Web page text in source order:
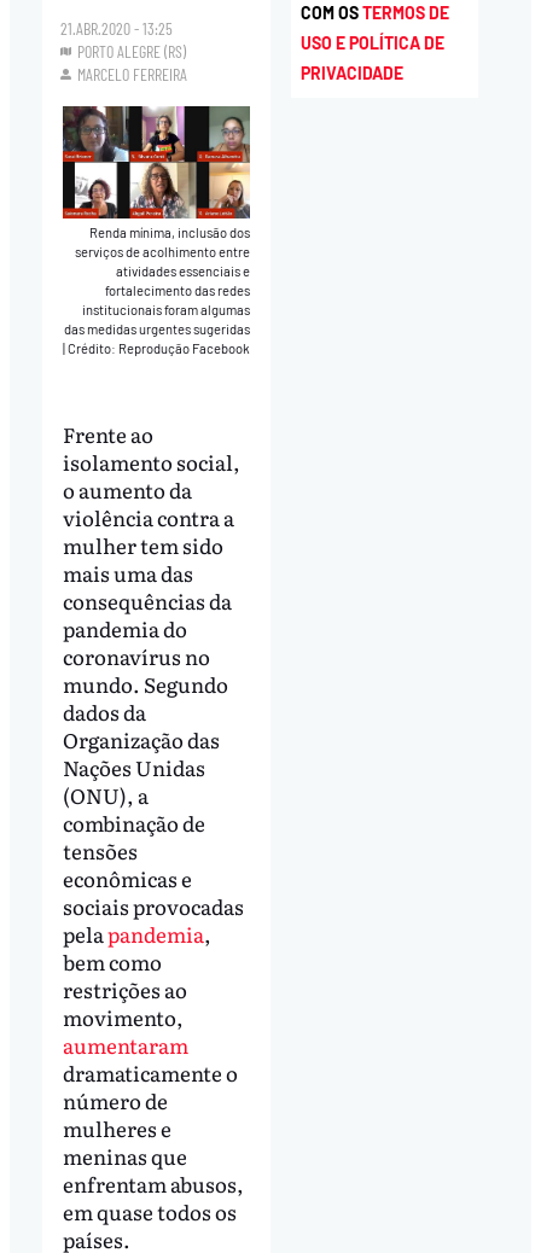
21.ABR.2020 - 13:25
PORTO ALEGRE (RS)
MARCELO FERREIRA
Renda mínima, inclusão dos
serviços de acolhimento entre
atividades essenciais e
fortalecimento das redes
institucionais foram algumas
das medidas urgentes sugeridas
Crédito: Reprodução Facebook
Frente ao
isolamento social,
o aumento da
violência contra a
mulher tem sido
mais uma das
consequências da
pandemia do
coronavírus no
mundo. Segundo
dados da
Organização das
Nações Unidas
(ONU), a
combinação de
tensões
econômicas e
sociais provocadas
pelapandemia,
bem como
restrições ao
movimento,
aumentaram
dramaticamente o
número de
mulheres e
meninas que
enfrentam abusos,
em quase todos os
países.
COM OSTERMOS DE
USO E POLÍTICA DE
PRIVACIDADE